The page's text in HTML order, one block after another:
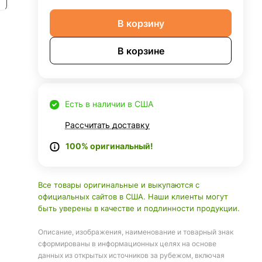
В корзину
В корзине
Есть в наличии в США
Рассчитать доставку
100% оригинальный!
Все товары оригинальные и выкупаются с
официальных сайтов в США. Наши клиенты могут
быть уверены в качестве и подлинности продукции.
Описание, изображения, наименование и товарный знак
сформированы в информационных целях на основе
данных из открытых источников за рубежом, включая